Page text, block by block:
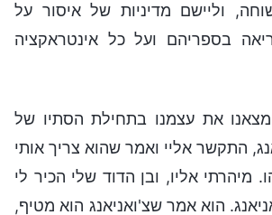
וליישם מדיניות של איסור על
בספריהם ועל כל אינטראקציה
את עצמנו בתחילת הסתיו של
יאנג, התקשר אליי ואמר שהוא צריך אותי
מיהרתי אליו, ובן הדוד שלי הכיר לי
הוא אמר שצ'ואניאנג הוא מטיף,